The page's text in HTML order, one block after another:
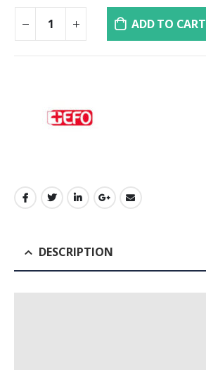
ADD TO CART
DESCRIPTION